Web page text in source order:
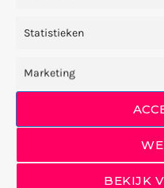
Statistieken
Marketing
BEKIJK
6 0
7 1
KELLY
8 Soul